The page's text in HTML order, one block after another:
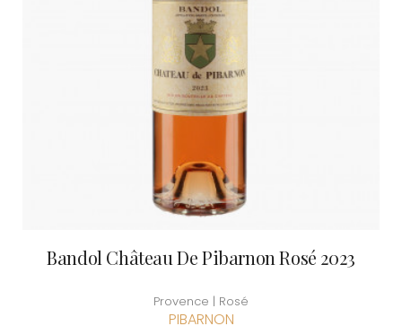
Bandol Château De Pibarnon Rosé 2023
Provence | Rosé
PIBARNON